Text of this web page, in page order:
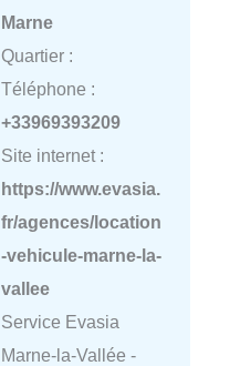
Marne
Quartier :
Téléphone :
+33969393209
Site internet :
https://www.evasia.
fr/agences/location
-vehicule-marne-la-
vallee
Service Evasia
Marne-la-Vallée -